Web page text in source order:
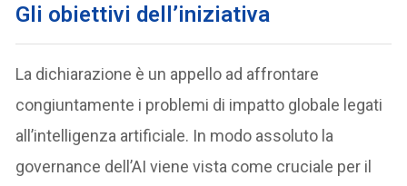
Gli obiettivi dell’iniziativa
La dichiarazione è un appello ad affrontare
congiuntamente i problemi di impatto globale legati
all’intelligenza artificiale. In modo assoluto la
governance dell’AI viene vista come cruciale per il